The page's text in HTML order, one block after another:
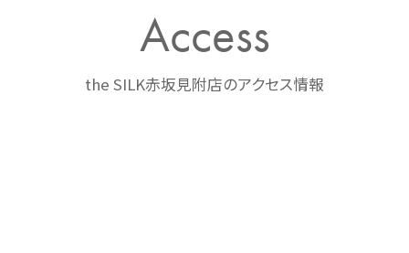
Access
the SILK赤坂見附店のアクセス情報